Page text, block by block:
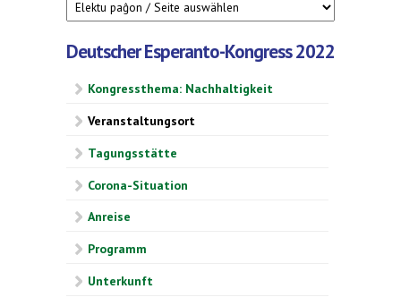
Deutscher Esperanto-Kongress 2022
Kongressthema: Nachhaltigkeit
Veranstaltungsort
Tagungsstätte
Corona-Situation
Anreise
Programm
Unterkunft